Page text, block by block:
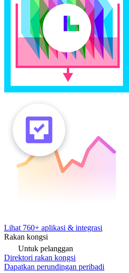
Lihat 760+ aplikasi & integrasi
Rakan kongsi
Untuk pelanggan
Direktori rakan kongsi
Dapatkan perundingan peribadi